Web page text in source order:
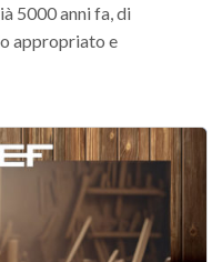
5000 anni fa, di
appropriato e